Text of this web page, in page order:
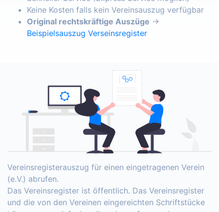
Keine Kosten falls kein Vereinsauszug verfügbar
Original rechtskräftige Auszüge →
Beispielsauszug Verseinsregister
Vereinsregisterauszug für einen eingetragenen Verein
(e.V.) abrufen.
Das Vereinsregister ist öffentlich. Das Vereinsregister
und die von den Vereinen eingereichten Schriftstücke